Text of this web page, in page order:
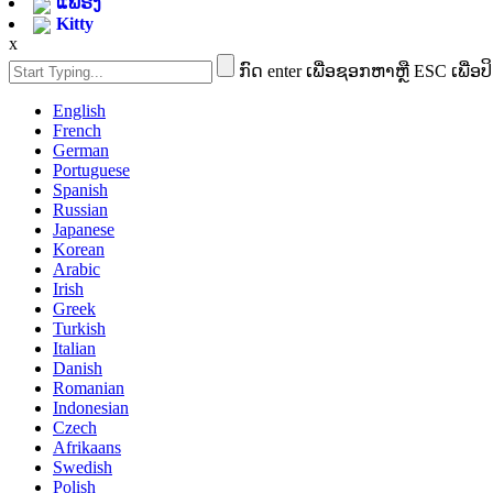
Kitty
x
ກົດ enter ເພື່ອຊອກຫາຫຼື ESC ເພື່ອ
English
French
German
Portuguese
Spanish
Russian
Japanese
Korean
Arabic
Irish
Greek
Turkish
Italian
Danish
Romanian
Indonesian
Czech
Afrikaans
Swedish
Polish